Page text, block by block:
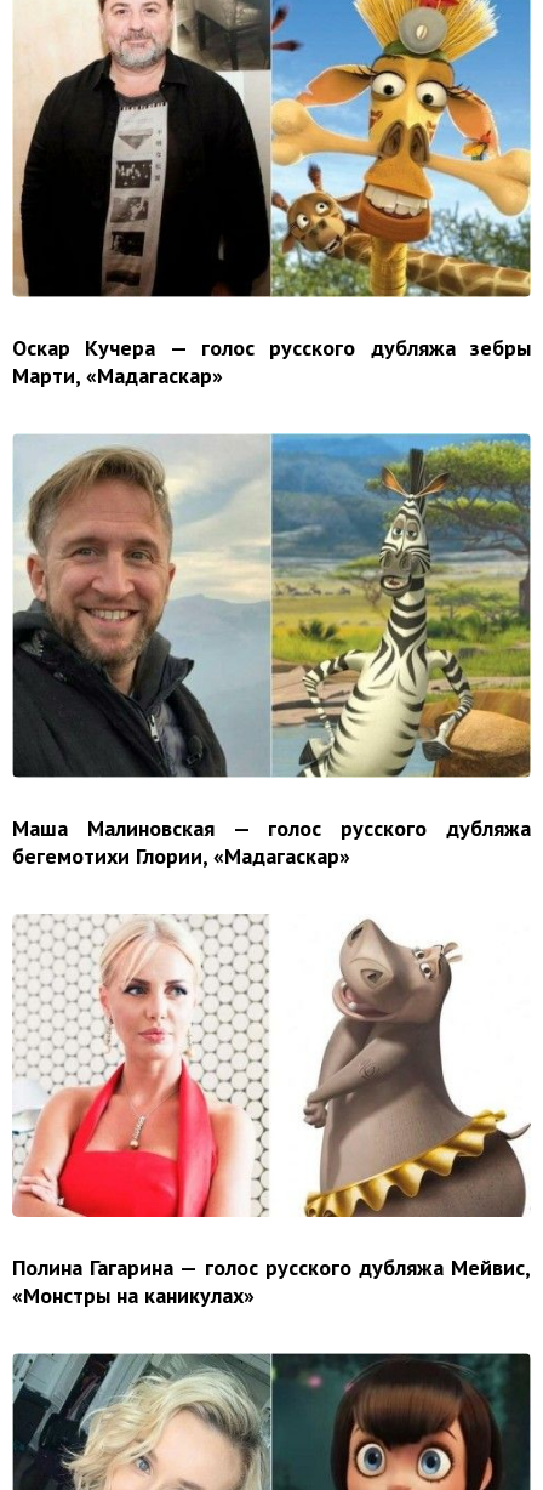
Оскар Кучера — голос русского дубляжа зебры
Марти, «Мадагаскар»
Маша Малиновская — голос русского дубляжа
бегемотихи Глории, «Мадагаскар»
Полина Гагарина — голос русского дубляжа Мейвис,
«Монстры на каникулах»